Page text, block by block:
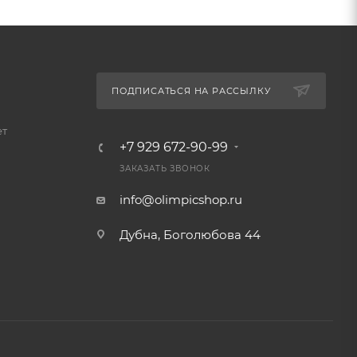
ПОДПИСАТЬСЯ НА РАССЫЛКУ
+7 929 672-90-99
ЗАКАЗАТЬ ЗВОНОК
info@olimpicshop.ru
Дубна, Боголюбова 44